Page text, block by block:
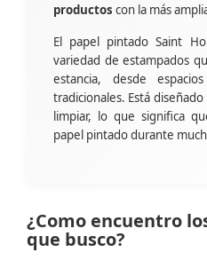
productos con la más
El papel pintado Saint
variedad de estampados
estancia, desde
tradicionales. Está
limpiar, lo que significa
papel pintado durante
¿Como encuentro
que busco?